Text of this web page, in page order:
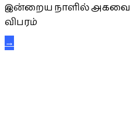
இன்றைய நாளில் அகவை
விபரம்
→